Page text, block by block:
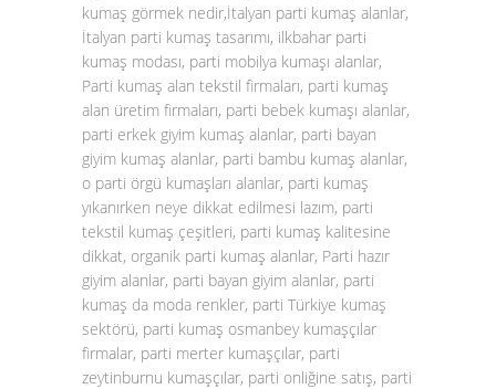
kumaş görmek nedir,İtalyan parti kumaş alanlar,
İtalyan parti kumaş tasarımı, ilkbahar parti
kumaş modası, parti mobilya kumaşı alanlar,
Parti kumaş alan tekstil firmaları, parti kumaş
alan üretim firmaları, parti bebek kumaşı alanlar,
parti erkek giyim kumaş alanlar, parti bayan
giyim kumaş alanlar, parti bambu kumaş alanlar,
o parti örgü kumaşları alanlar, parti kumaş
yıkanırken neye dikkat edilmesi lazım, parti
tekstil kumaş çeşitleri, parti kumaş kalitesine
dikkat, organik parti kumaş alanlar, Parti hazır
giyim alanlar, parti bayan giyim alanlar, parti
kumaş da moda renkler, parti Türkiye kumaş
sektörü, parti kumaş osmanbey kumaşçılar
firmalar, parti merter kumaşçılar, parti
zeytinburnu kumaşçılar, parti onliğine satış, parti